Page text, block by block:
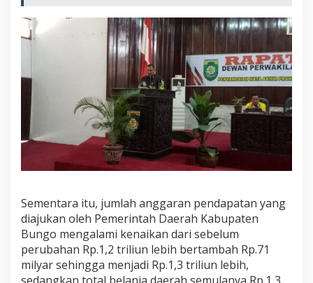
Sementara itu, jumlah anggaran pendapatan yang
diajukan oleh Pemerintah Daerah Kabupaten
Bungo mengalami kenaikan dari sebelum
perubahan Rp.1,2 triliun lebih bertambah Rp.71
milyar sehingga menjadi Rp.1,3 triliun lebih,